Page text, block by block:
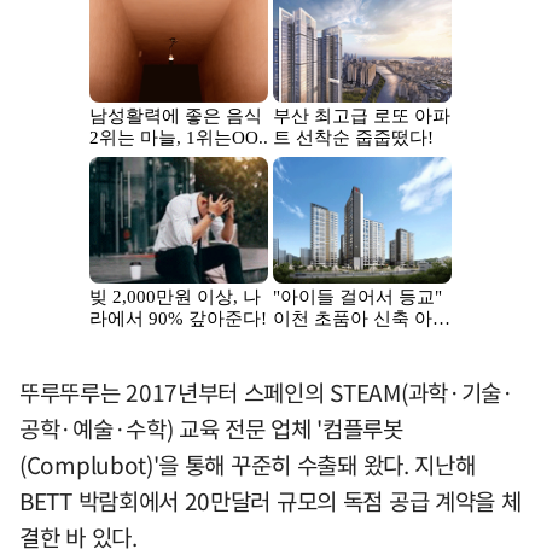
뚜루뚜루는 2017년부터 스페인의 STEAM(과학·기술·
공학·예술·수학) 교육 전문 업체 '컴플루봇
(Complubot)'을 통해 꾸준히 수출돼 왔다. 지난해
BETT 박람회에서 20만달러 규모의 독점 공급 계약을 체
결한 바 있다.